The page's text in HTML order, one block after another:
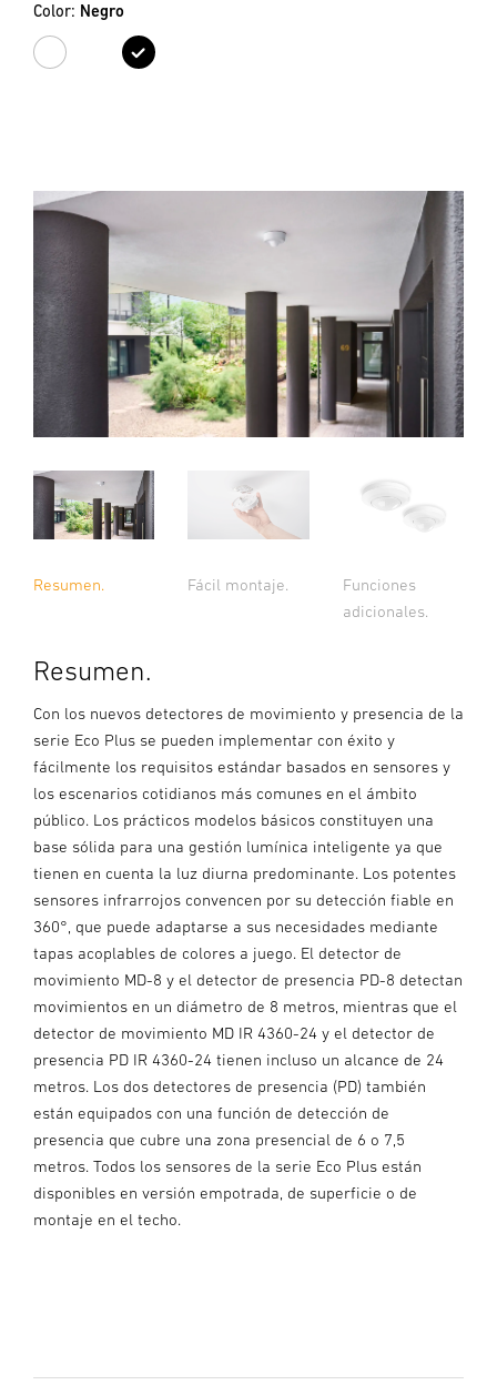
Color: Negro
BlancoNegro
Resumen. Fácil montaje.
Funciones
adicionales.
Resumen.
Con los nuevos detectores de movimiento y presencia de la
serie Eco Plus se pueden implementar con éxito y
fácilmente los requisitos estándar basados en sensores y
los escenarios cotidianos más comunes en el ámbito
público. Los prácticos modelos básicos constituyen una
base sólida para una gestión lumínica inteligente ya que
tienen en cuenta la luz diurna predominante. Los potentes
sensores infrarrojos convencen por su detección fiable en
360°, que puede adaptarse a sus necesidades mediante
tapas acoplables de colores a juego. El detector de
movimiento MD-8 y el detector de presencia PD-8 detectan
movimientos en un diámetro de 8 metros, mientras que el
detector de movimiento MD IR 4360-24 y el detector de
presencia PD IR 4360-24 tienen incluso un alcance de 24
metros. Los dos detectores de presencia (PD) también
están equipados con una función de detección de
presencia que cubre una zona presencial de 6 o 7,5
metros. Todos los sensores de la serie Eco Plus están
disponibles en versión empotrada, de superficie o de
montaje en el techo.